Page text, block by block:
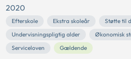
2020
Efterskole Ekstra skoleår
Støtte til
Undervisningspligtig alder
Økonomisk
Serviceloven
Gældende